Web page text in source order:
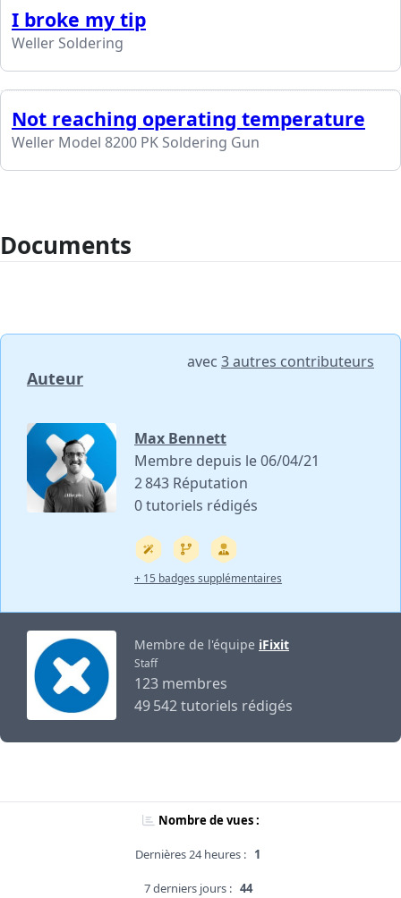
I broke my tip
Weller Soldering
Not reaching operating temperature
Weller Model 8200 PK Soldering Gun
Documents
Auteur
avec 3 autres contributeurs
Max Bennett
Membre depuis le 06/04/21
2 843 Réputation
0 tutoriels rédigés
+ 15 badges supplémentaires
Membre de l'équipe iFixit
Staff
123 membres
49 542 tutoriels rédigés
Nombre de vues :
Dernières 24 heures : 1
7 derniers jours : 44